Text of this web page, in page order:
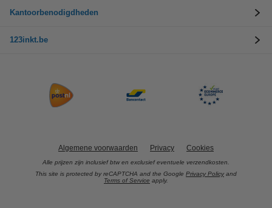
Kantoorbenodigdheden
123inkt.be
Algemene voorwaarden Privacy Cookies
Alle prijzen zijn inclusief btw en exclusief eventuele verzendkosten.
This site is protected by reCAPTCHA and the Google Privacy Policy and
Terms of Service apply.